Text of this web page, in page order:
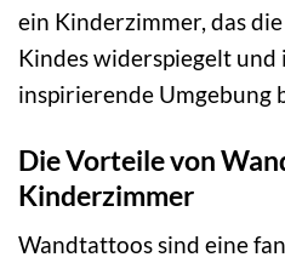
ein Kinderzimmer, das
Kindes widerspiegelt
inspirierende Umgebung
Die Vorteile von
Kinderzimmer
Wandtattoos sind eine